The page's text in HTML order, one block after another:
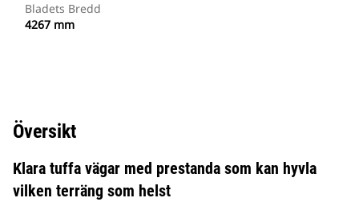
Bladets Bredd
4267 mm
Översikt
Klara tuffa vägar med prestanda som kan hyvla
vilken terräng som helst